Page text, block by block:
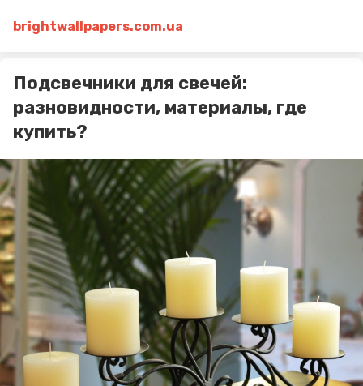
brightwallpapers.com.ua
Подсвечники для свечей:
разновидности, материалы, где
купить?